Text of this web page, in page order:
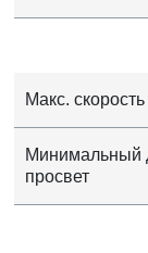
Макс. скорость
Минимальный
просвет